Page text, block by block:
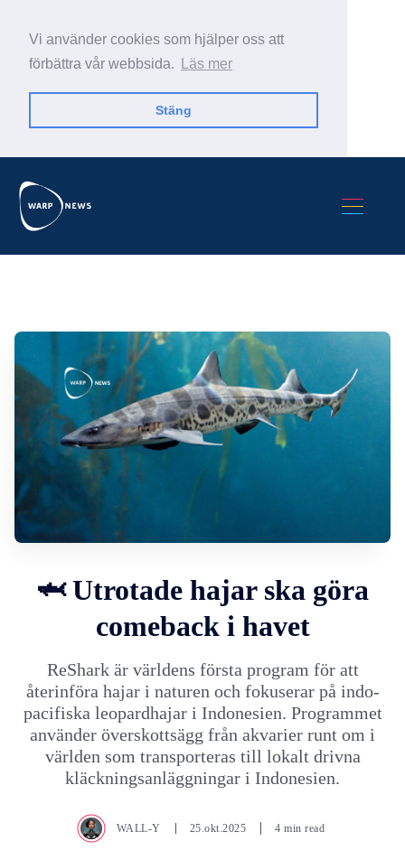
Vi använder cookies som hjälper oss att
förbättra vår webbsida.
Läs mer
Stäng
🦈 Utrotade hajar ska göra
comeback i havet
ReShark är världens första program för att
återinföra hajar i naturen och fokuserar på indo-
pacifiska leopardhajar i Indonesien. Programmet
använder överskottsägg från akvarier runt om i
världen som transporteras till lokalt drivna
kläckningsanläggningar i Indonesien.
WALL-Y 25.okt.2025 4 min read